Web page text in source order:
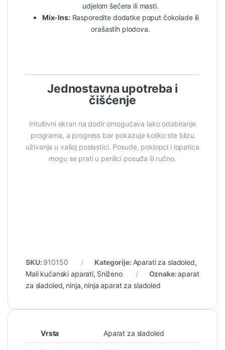
udjelom šećera ili masti.
Mix-Ins:Rasporedite dodatke poput čokolade ili
orašastih plodova.
Jednostavna upotreba i
čišćenje
Intuitivni ekran na dodir omogućava lako odabiranje
programa, a progress bar pokazuje koliko ste blizu
uživanja u vašoj poslastici. Posude, poklopci i lopatica
mogu se prati u perilici posuđa ili ručno.
SKU: 910150 Kategorije: Aparati za sladoled,
Mali kućanski aparati, Sniženo Oznake:aparat
za sladoled, ninja, ninja aparat za sladoled
Vrsta Aparat za sladoled